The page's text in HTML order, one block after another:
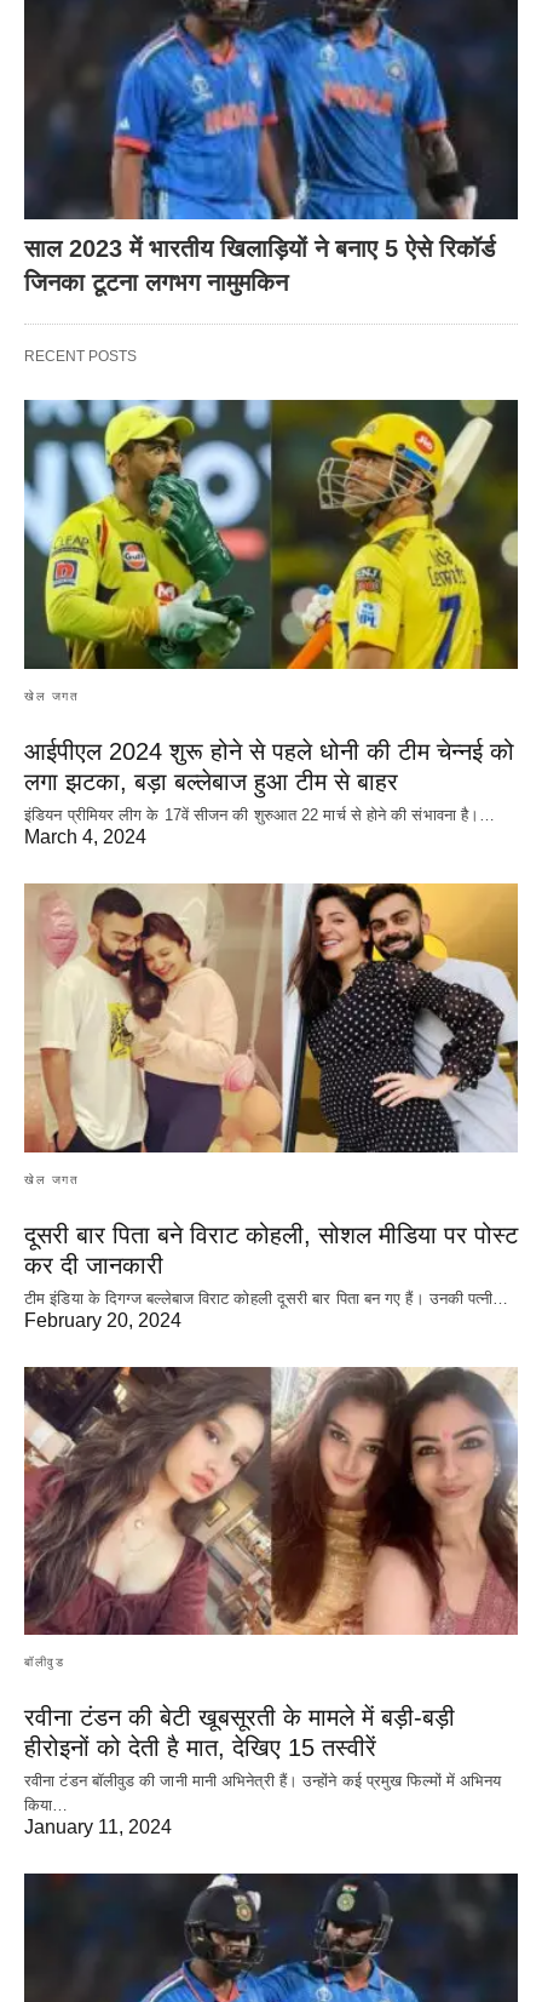
साल 2023 में भारतीय खिलाड़ियों ने बनाए 5 ऐसे रिकॉर्ड
जिनका टूटना लगभग नामुमकिन
RECENT POSTS
खेल जगत
आईपीएल 2024 शुरू होने से पहले धोनी की टीम चेन्नई को
लगा झटका, बड़ा बल्लेबाज हुआ टीम से बाहर
इंडियन प्रीमियर लीग के 17वें सीजन की शुरुआत 22 मार्च से होने की संभावना है।…
March 4, 2024
खेल जगत
दूसरी बार‌ पिता बने विराट कोहली, सोशल मीडिया पर पोस्ट
कर दी‌ जानकारी
टीम इंडिया के दिगग्ज बल्लेबाज विराट कोहली दूसरी बार पिता बन गए हैं। उनकी पत्नी…
February 20, 2024
बॉलीवुड
रवीना टंडन की बेटी खूबसूरती के मामले में बड़ी-बड़ी
हीरोइनों को देती है मात, देखिए 15 तस्वीरें
रवीना टंडन बॉलीवुड की जानी मानी अभिनेत्री हैं। उन्होंने कई प्रमुख फिल्मों में अभिनय
किया…
January 11, 2024